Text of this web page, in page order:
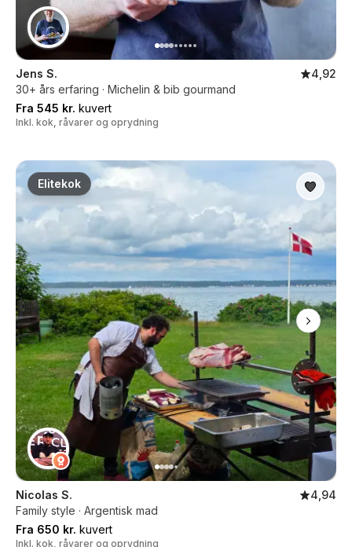
Jens S.
4,92
30+ års erfaring · Michelin & bib gourmand
Fra 545 kr. kuvert
Inkl. kok, råvarer og oprydning
Elitekok
Nicolas S.
4,94
Family style · Argentisk mad
Fra 650 kr. kuvert
Inkl. kok, råvarer og oprydning